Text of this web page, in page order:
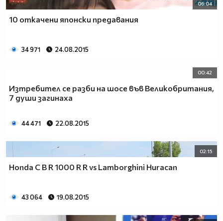
06:04
10 откачени японски предавания
34 971 24.08.2015
00:42
Изтребител се разби на шосе във Великобритания,
7 души загинаха
44 471 22.08.2015
02:15
Honda C B R 1000 R R vs Lamborghini Huracan
43 064 19.08.2015